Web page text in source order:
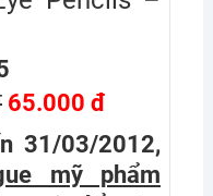
65.000 đ
31/03/2012,
mỹ phẩm